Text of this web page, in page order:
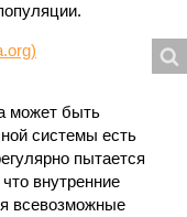
может быть
системы есть
пытается
внутренние
всевозможные